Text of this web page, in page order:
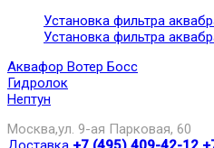
Установка фильтра
Установка фильтра
Аквафор Вотер Босс
Гидролок
Нептун
Москва,ул. 9-ая Парковая, 60